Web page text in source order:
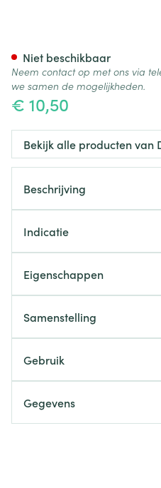
€ 10,50
Niet beschikbaar
Neem contact op met ons via
we samen de mogelijkheden.
Bekijk alle producten van
Beschrijving
Indicatie
Eigenschappen
Samenstelling
Gebruik
Gegevens